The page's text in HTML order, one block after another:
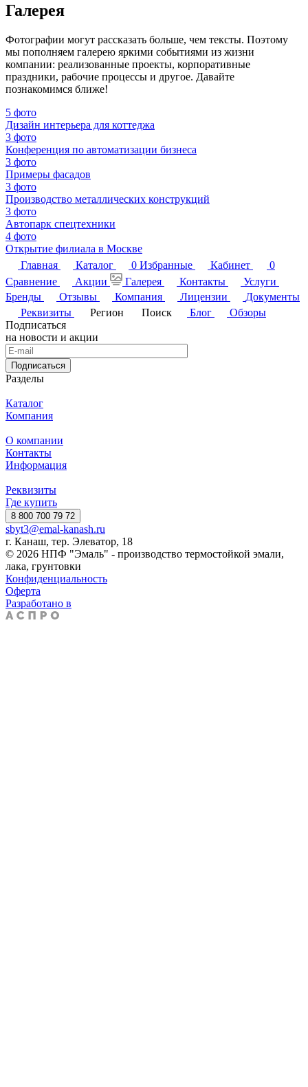
Галерея
Фотографии могут рассказать больше, чем тексты. Поэтому
мы пополняем галерею яркими событиями из жизни
компании: реализованные проекты, корпоративные
праздники, рабочие процессы и другое. Давайте
познакомимся ближе!
5 фото
Дизайн интерьера для коттеджа
3 фото
Конференция по автоматизации бизнеса
3 фото
Примеры фасадов
3 фото
Производство металлических конструкций
3 фото
Автопарк спецтехники
4 фото
Открытие филиала в Москве
Главная
Каталог 0 Избранные Кабинет
0
Сравнение
Акции Галерея Контакты
Услуги
Бренды
Отзывы Компания Лицензии
Документы
Реквизиты
Регион Поиск Блог
Обзоры
Подписаться
на новости и акции
Подписаться
Разделы
Каталог
Компания
О компании
Контакты
Информация
Реквизиты
Где купить
8 800 700 79 72
sbyt3@emal-kanash.ru
г. Канаш, тер. Элеватор, 18
© 2026 НПФ "Эмаль" - производство термостойкой эмали,
лака, грунтовки
Конфиденциальность
Оферта
Разработано в